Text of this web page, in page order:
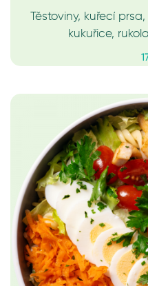
Těstoviny, kuřecí
kukuřice,